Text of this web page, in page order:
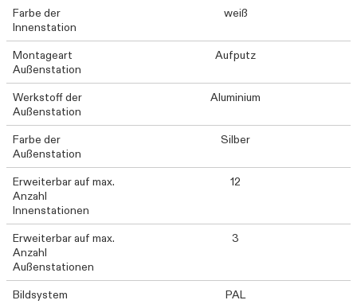
Farbe der
Innenstation
weiß
Montageart
Außenstation
Aufputz
Werkstoff der
Außenstation
Aluminium
Farbe der
Außenstation
Silber
Erweiterbar auf max.
Anzahl
Innenstationen
12
Erweiterbar auf max.
Anzahl
Außenstationen
3
Bildsystem
PAL